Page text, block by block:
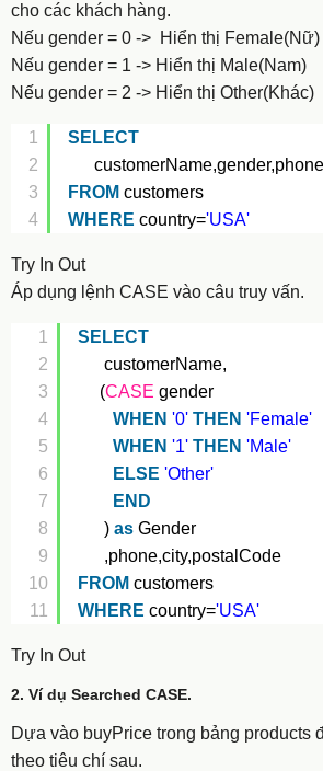
cho các khách hàng.
Nếu gender = 0 -> Hiển thị Female(Nữ)
Nếu gender = 1 -> Hiển thị Male(Nam)
Nếu gender = 2 -> Hiển thị Other(Khác)
1
2
3
4
SELECT
FROM customers
WHERE country='USA'
Try In Out
Áp dụng lệnh CASE vào câu truy vấn.
1
2
3
4
5
6
7
8
9
10
11
SELECT
customerName,
(CASE gender
WHEN '0' THEN 'Female'
WHEN '1' THEN 'Male'
ELSE 'Other'
END
) as Gender
,phone,city,postalCode
FROM customers
WHERE country='USA'
Try In Out
2. Ví dụ Searched CASE.
Dựa vào buyPrice trong bảng products
theo tiêu chí sau.